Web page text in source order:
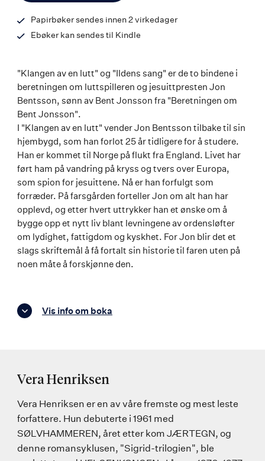
Papirbøker sendes innen 2 virkedager
Ebøker kan sendes til Kindle
"Klangen av en lutt" og "Ildens sang" er de to bindene i
beretningen om luttspilleren og jesuittpresten Jon
Bentsson, sønn av Bent Jonsson fra "Beretningen om
Bent Jonsson".
I "Klangen av en lutt" vender Jon Bentsson tilbake til sin
hjembygd, som han forlot 25 år tidligere for å studere.
Han er kommet til Norge på flukt fra England. Livet har
ført ham på vandring på kryss og tvers over Europa,
som spion for jesuittene. Nå er han forfulgt som
forræder. På farsgården forteller Jon om alt han har
opplevd, og etter hvert uttrykker han et ønske om å
bygge opp et nytt liv blant levningene av ordensløfter
om lydighet, fattigdom og kyskhet. For Jon blir det et
slags skriftemål å få fortalt sin historie til faren uten på
noen måte å forskjønne den.
Vis info om boka
Vera Henriksen
Vera Henriksen er en av våre fremste og mest leste
forfattere. Hun debuterte i 1961 med
SØLVHAMMEREN, året etter kom JÆRTEGN, og
denne romansyklusen, "Sigrid-trilogien", ble